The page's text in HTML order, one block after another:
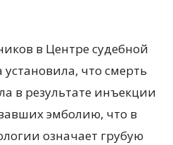
в Центре судебной
что смерть
в результате инъекции
эмболию, что в
означает грубую